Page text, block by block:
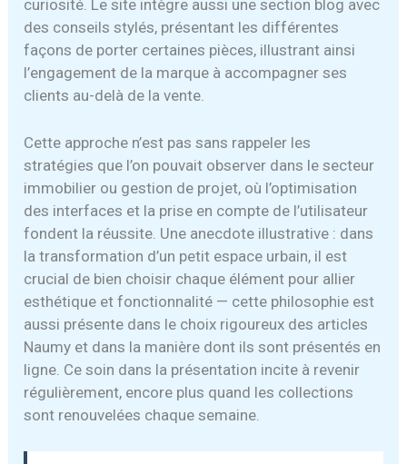
curiosité. Le site intègre aussi une section blog avec
des conseils stylés, présentant les différentes
façons de porter certaines pièces, illustrant ainsi
l’engagement de la marque à accompagner ses
clients au-delà de la vente.
Cette approche n’est pas sans rappeler les
stratégies que l’on pouvait observer dans le secteur
immobilier ou gestion de projet, où l’optimisation
des interfaces et la prise en compte de l’utilisateur
fondent la réussite. Une anecdote illustrative : dans
la transformation d’un petit espace urbain, il est
crucial de bien choisir chaque élément pour allier
esthétique et fonctionnalité — cette philosophie est
aussi présente dans le choix rigoureux des articles
Naumy et dans la manière dont ils sont présentés en
ligne. Ce soin dans la présentation incite à revenir
régulièrement, encore plus quand les collections
sont renouvelées chaque semaine.